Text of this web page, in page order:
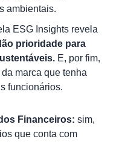
ambientais.
ESG Insights revela
prioridade para
E, por fim,
marca que tenha
funcionários.
Financeiros: sim,
que conta com